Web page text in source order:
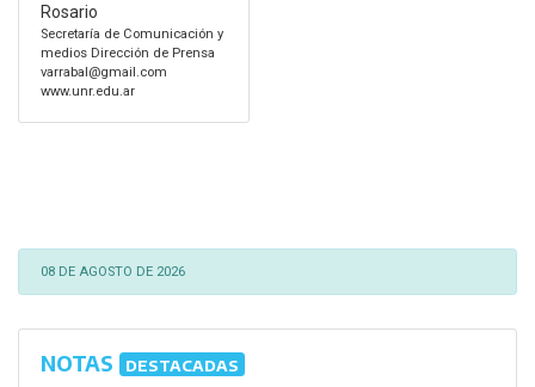
Rosario
Secretaría de Comunicación y
medios Dirección de Prensa
varrabal@gmail.com
www.unr.edu.ar
08 DE AGOSTO DE 2026
NOTAS DESTACADAS